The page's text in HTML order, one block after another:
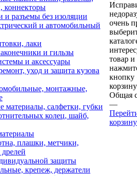
коннекторы
и разъемы без изоляции
и автомобильный
лаки
и гильзы
и аксессуары
уход и защита кузова
монтажные,
материалы, салфетки, губки
колец, шайб,
плашки, метчики,
защиты
крепеж, держатели
очень
товар и
кнопку
Общая
—
корзину